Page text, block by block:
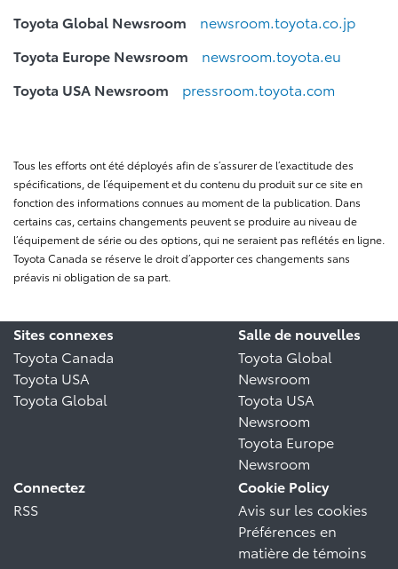
Toyota Global Newsroom
newsroom.toyota.co.jp
Toyota Europe Newsroom
newsroom.toyota.eu
Toyota USA Newsroom
pressroom.toyota.com
Tous les efforts ont été déployés afin de s’assurer de l’exactitude des
spécifications, de l’équipement et du contenu du produit sur ce site en
fonction des informations connues au moment de la publication. Dans
certains cas, certains changements peuvent se produire au niveau de
l’équipement de série ou des options, qui ne seraient pas reflétés en ligne.
Toyota Canada se réserve le droit d’apporter ces changements sans
préavis ni obligation de sa part.
Sites connexes
Toyota Canada
Toyota USA
Toyota Global
Salle de nouvelles
Toyota Global
Newsroom
Toyota USA
Newsroom
Toyota Europe
Newsroom
Connectez
RSS
Cookie Policy
Avis sur les cookies
Préférences en
matière de témoins